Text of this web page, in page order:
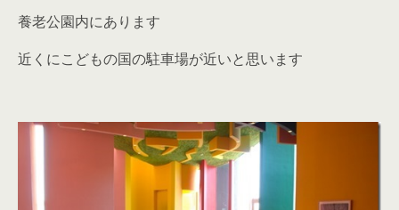
養老公園内にあります
近くにこどもの国の駐車場が近いと思います